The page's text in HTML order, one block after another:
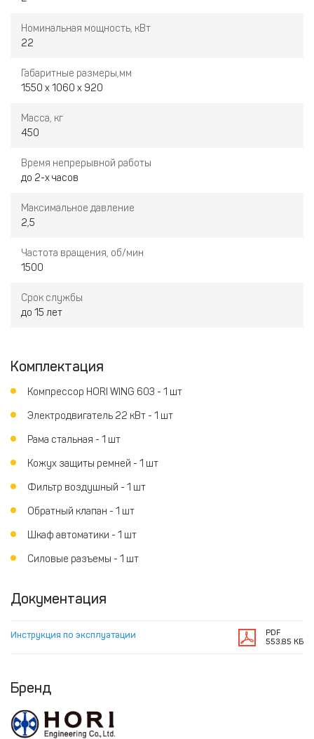
Номинальная мощность, кВт
22
Габаритные размеры,мм
1550 х 1060 х 920
Масса, кг
450
Время непрерывной работы
до 2-х часов
Максимальное давление
2,5
Частота вращения, об/мин
1500
Срок службы
до 15 лет
Комплектация
Компрессор HORI WING 603 - 1 шт
Электродвигатель 22 кВт - 1 шт
Рама стальная - 1 шт
Кожух защиты ремней - 1 шт
Фильтр воздушный - 1 шт
Обратный клапан - 1 шт
Шкаф автоматики - 1 шт
Силовые разъемы - 1 шт
Документация
Инструкция по эксплуатации
PDF
553.85 КБ
Бренд